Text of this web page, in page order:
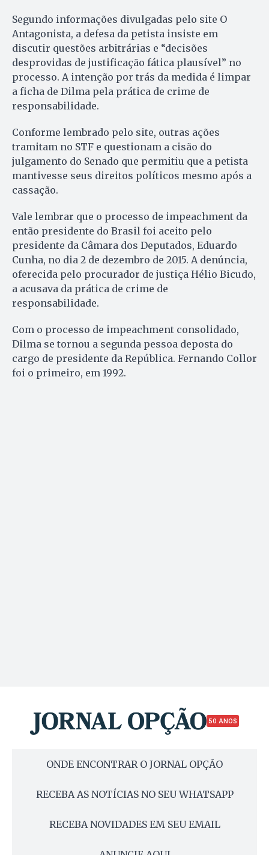
Segundo informações divulgadas pelo site O
Antagonista, a defesa da petista insiste em
discutir questões arbitrárias e “decisões
desprovidas de justificação fática plausível” no
processo. A intenção por trás da medida é limpar
a ficha de Dilma pela prática de crime de
responsabilidade.
Conforme lembrado pelo site, outras ações
tramitam no STF e questionam a cisão do
julgamento do Senado que permitiu que a petista
mantivesse seus direitos políticos mesmo após a
cassação.
Vale lembrar que o processo de impeachment da
então presidente do Brasil foi aceito pelo
presidente da Câmara dos Deputados, Eduardo
Cunha, no dia 2 de dezembro de 2015. A denúncia,
oferecida pelo procurador de justiça Hélio Bicudo,
a acusava da prática de crime de
responsabilidade.
Com o processo de impeachment consolidado,
Dilma se tornou a segunda pessoa deposta do
cargo de presidente da República. Fernando Collor
foi o primeiro, em 1992.
50 ANOS
ONDE ENCONTRAR O JORNAL OPÇÃO
RECEBA AS NOTÍCIAS NO SEU WHATSAPP
RECEBA NOVIDADES EM SEU EMAIL